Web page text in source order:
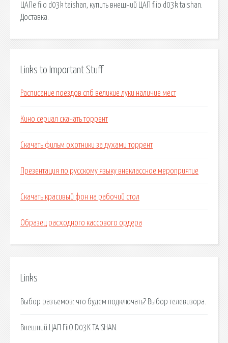
ЦАПе fiio d03k taishan, купить внешний ЦАП fiio d03k taishan.
Доставка.
Links to Important Stuff
Расписание поездов спб великие луки наличие мест
Кино сериал скачать торрент
Скачать фильм охотники за духами торрент
Презентация по русскому языку внеклассное мероприятие
Скачать красивый фон на рабочий стол
Образец расходного кассового ордера
Links
Выбор разъемов: что будем подключать? Выбор телевизора.
Внешний ЦАП FiiO D03K TAISHAN.